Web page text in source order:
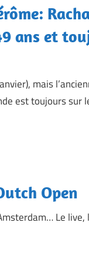
ans et
mais
est toujours sur
Open
Le